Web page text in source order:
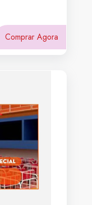
Comprar Agora